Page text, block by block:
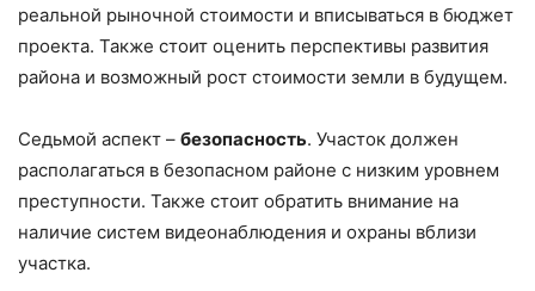
реальной рыночной стоимости и вписываться в бюджет
проекта. Также стоит оценить перспективы развития
района и возможный рост стоимости земли в будущем.
Седьмой аспект – безопасность. Участок должен
располагаться в безопасном районе с низким уровнем
преступности. Также стоит обратить внимание на
наличие систем видеонаблюдения и охраны вблизи
участка.